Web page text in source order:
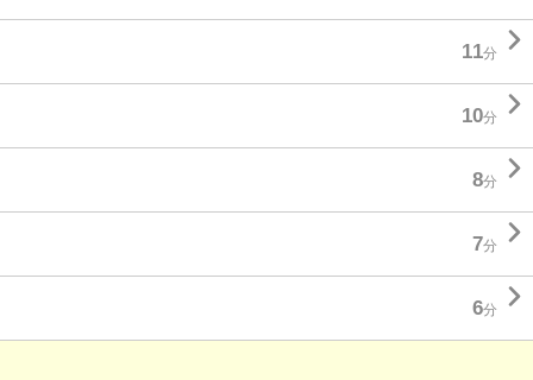
11分 
10分 
8分 
7分 
6分 